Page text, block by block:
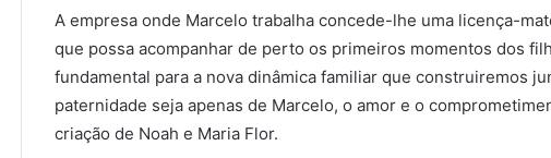
A empresa onde Marcelo trabalha concede-lhe uma licença-
que possa acompanhar de perto os primeiros momentos dos
fundamental para a nova dinâmica familiar que construiremos
paternidade seja apenas de Marcelo, o amor e o
criação de Noah e Maria Flor.